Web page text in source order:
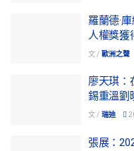
羅蘭德·
人權獎獲
文 / 歐洲之聲
廖天琪：
錫重溫劉
文 / 瑞迪
張展：